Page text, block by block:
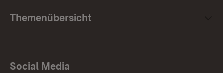
Themenübersicht
Social Media